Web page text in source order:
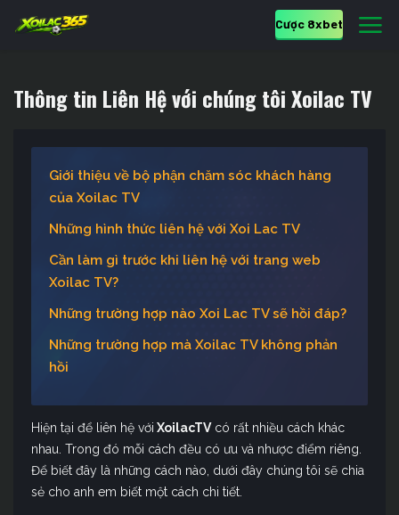
Cược 8xbet
Thông tin Liên Hệ với chúng tôi Xoilac TV
Giới thiệu về bộ phận chăm sóc khách hàng
của Xoilac TV
Những hình thức liên hệ với Xoi Lac TV
Cần làm gì trước khi liên hệ với trang web
Xoilac TV?
Những trường hợp nào Xoi Lac TV sẽ hồi đáp?
Những trường hợp mà Xoilac TV không phản
hồi
Hiện tại để liên hệ với XoilacTVcó rất nhiều cách khác
nhau. Trong đó mỗi cách đều có ưu và nhược điểm riêng.
Để biết đây là những cách nào, dưới đây chúng tôi sẽ chia
sẻ cho anh em biết một cách chi tiết.